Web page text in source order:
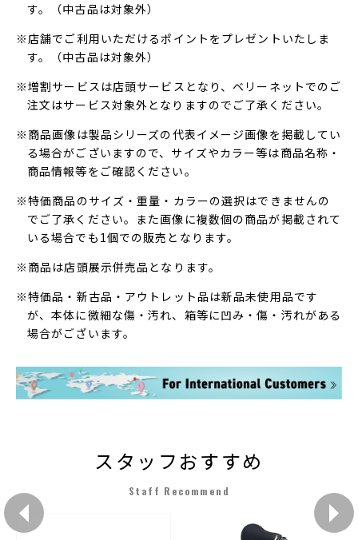
す。（中古品は対象外）
※店舗でご利用いただけるポイントをプレゼントいたしま
す。（中古品は対象外）
※増割サービスは店頭サービスとなり、ベリーネットでのご
注文はサービス対象外となりますのでご了承ください。
※商品画像は製品シリーズの代表イメージ画像を掲載してい
る場合がございますので、サイズやカラー等は商品名称・
商品情報等をご確認ください。
※特価商品のサイズ・重量・カラーの選択はできませんの
でご了承ください。また画像に複数個の商品が掲載されて
いる場合でも1個での販売となります。
※商品は店頭展示併売品となります。
※特価品・新古品・アウトレット品は新品未使用品です
が、本体に微細な傷・汚れ、箱等に凹み・傷・汚れがある
場合がございます。
スタッフおすすめ
Staff Recommend